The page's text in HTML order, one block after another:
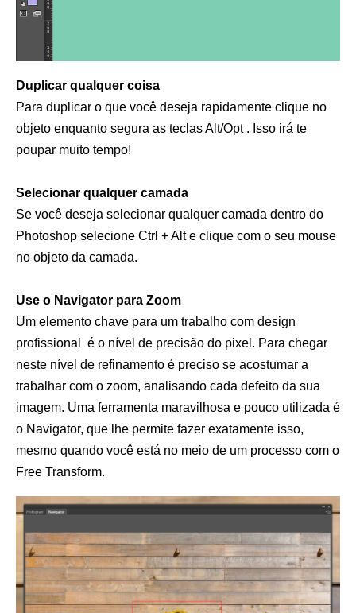
Duplicar qualquer coisa
Para duplicar o que você deseja rapidamente clique no
objeto enquanto segura as teclas Alt/Opt . Isso irá te
poupar muito tempo!
Selecionar qualquer camada
Se você deseja selecionar qualquer camada dentro do
Photoshop selecione Ctrl + Alt e clique com o seu mouse
no objeto da camada.
Use o Navigator para Zoom
Um elemento chave para um trabalho com design
profissional é o nível de precisão do pixel. Para chegar
neste nível de refinamento é preciso se acostumar a
trabalhar com o zoom, analisando cada defeito da sua
imagem. Uma ferramenta maravilhosa e pouco utilizada é
o Navigator, que lhe permite fazer exatamente isso,
mesmo quando você está no meio de um processo com o
Free Transform.